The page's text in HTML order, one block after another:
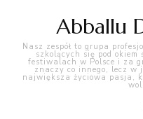
Abballu
Nasz zespół to grupa
szkolących się pod
festiwalach w Polsce i za
znaczy co innego, lecz w
największa życiowa pasja,